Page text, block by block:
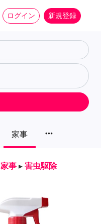
ログイン 新規登録
家事 more_horiz
家事 ▸ 害虫駆除